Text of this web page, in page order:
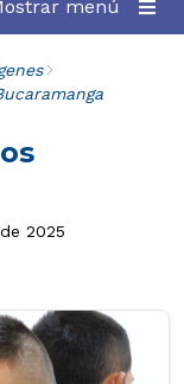
menú
2025